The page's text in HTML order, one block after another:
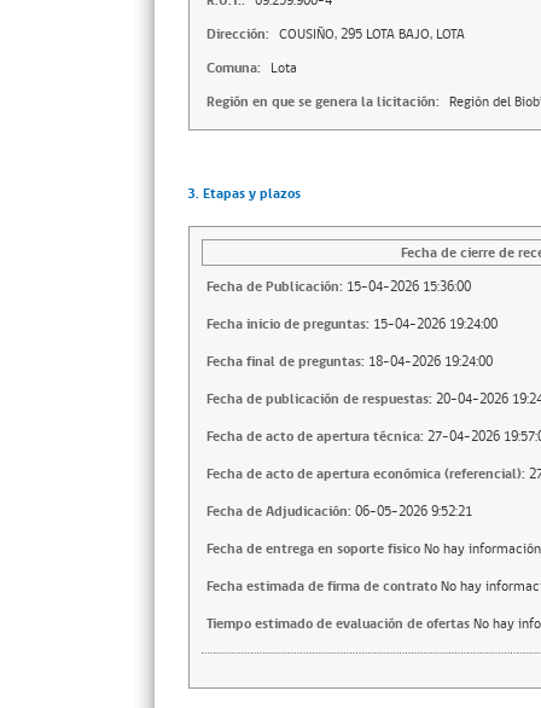
Dirección: COUSIÑO, 295 LOTA BAJO, LOTA
Comuna: Lota
Región en que se genera la licitación: Región del
3. Etapas y plazos
Fecha de cierre de
Fecha de Publicación: 15-04-2026 15:36:00
Fecha inicio de preguntas: 15-04-2026 19:24:00
Fecha final de preguntas: 18-04-2026 19:24:00
Fecha de publicación de respuestas: 20-04-2026
Fecha de acto de apertura técnica: 27-04-2026
Fecha de acto de apertura económica (referencial):
Fecha de Adjudicación: 06-05-2026 9:52:21
Fecha de entrega en soporte fisicoNo hay información
Fecha estimada de firma de contratoNo hay
Tiempo estimado de evaluación de ofertasNo hay